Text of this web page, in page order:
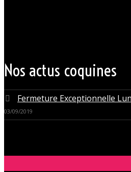
Nos actus coquines
Fermeture Exceptionnelle
03/09/2019